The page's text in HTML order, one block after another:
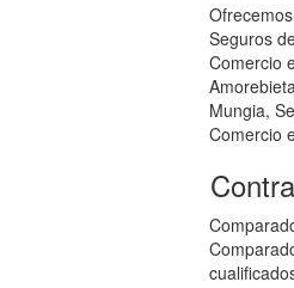
Seguros
Comercio
Mungia,
Comercio